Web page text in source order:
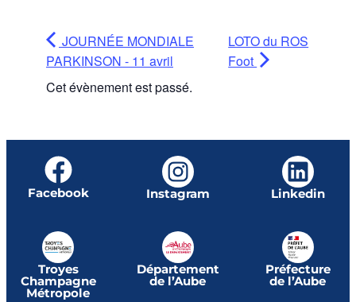
JOURNÉE MONDIALE
PARKINSON - 11 avril
LOTO du ROS
Foot
Cet évènement est passé.
Facebook Instagram Linkedin
Troyes
Champagne
Métropole
Département
de l’Aube
Préfecture
de l’Aube